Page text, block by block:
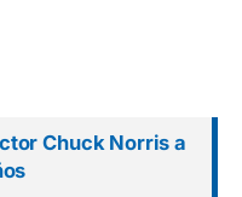
Chuck Norris a